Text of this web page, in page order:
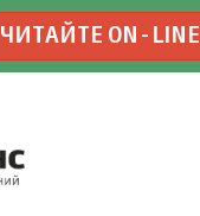
ЧИТАЙТЕ ON-LINE